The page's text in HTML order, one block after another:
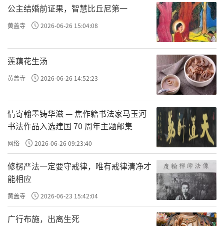
我们可在佛像前供花、香水、佳果等。藏
传佛教也认为农历四月十五是释迦牟尼佛诞
生、成道、入灭的日子，在这一天，各寺会设
千供供养诸佛，众僧诵经祈祷；在这一天诵经
持咒，可得大加持力；许多寺院在这一天举行
放生法会，或传重要修法灌顶传承。
责任编辑：印月
公主结婚前证果，智慧比丘尼第一
黄盖寺 2026-06-26 15:04:08
莲藕花生汤
黄盖寺 2026-06-26 14:52:23
情寄翰墨铸华滋 — 焦作籍书法家马玉河
书法作品入选建国 70 周年主题邮集
网络 2026-06-26 09:23:40
修楞严法一定要守戒律，唯有戒律清净才
能相应
黄盖寺 2026-06-23 15:42:04
广行布施，出离生死